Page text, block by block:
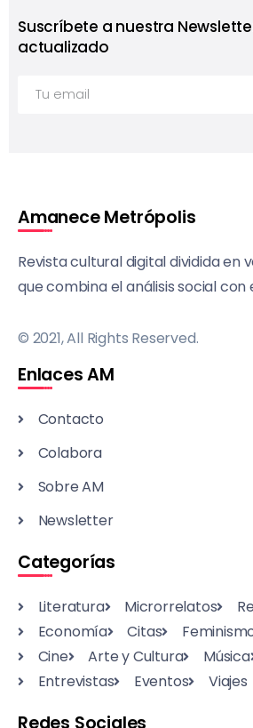
Suscríbete a nuestra
actualizado
Amanece Metrópolis
Revista cultural digital dividida en
que combina el análisis social con
© 2021, All Rights Reserved.
Enlaces AM
Contacto
Colabora
Sobre AM
Newsletter
Categorías
Literatura Microrrelatos
Economía
Citas
Cine
Arte y Cultura Música
Entrevistas
Eventos Viajes
Redes Sociales